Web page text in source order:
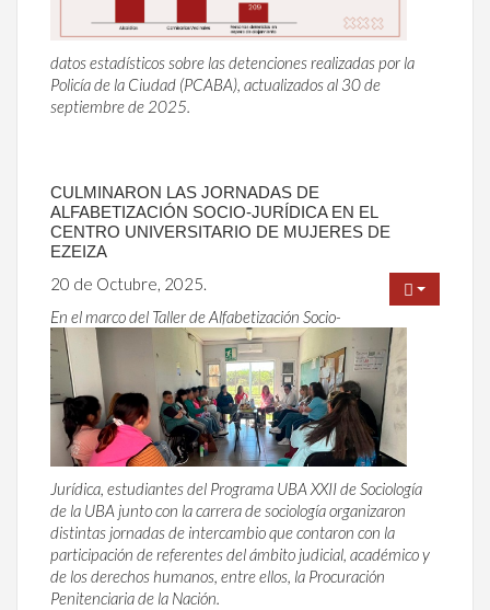
datos estadísticos sobre las detenciones realizadas por la
Policía de la Ciudad (PCABA), actualizados al 30 de
septiembre de 2025.
CULMINARON LAS JORNADAS DE
ALFABETIZACIÓN SOCIO-JURÍDICA EN EL
CENTRO UNIVERSITARIO DE MUJERES DE
EZEIZA
20 de Octubre, 2025.
En el marco del Taller de Alfabetización Socio-
Jurídica, estudiantes del Programa UBA XXII de Sociología
de la UBA junto con la carrera de sociología organizaron
distintas jornadas de intercambio que contaron con la
participación de referentes del ámbito judicial, académico y
de los derechos humanos, entre ellos, la Procuración
Penitenciaria de la Nación.